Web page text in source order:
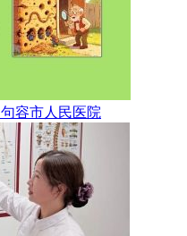
句容市人民医院